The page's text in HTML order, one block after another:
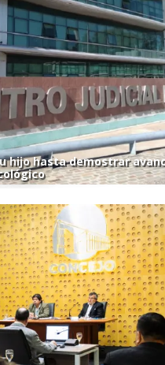
hijo hasta demostrar